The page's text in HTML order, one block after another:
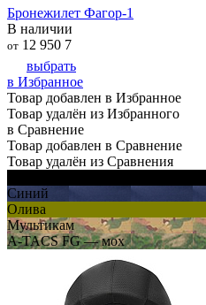
Бронежилет Фагор-1
В наличии
от 12 950 7
выбрать
в Избранное
Товар добавлен в Избранное
Товар удалён из Избранного
в Сравнение
Товар добавлен в Сравнение
Товар удалён из Сравнения
Синий
Олива
Мультикам
A-TACS FG — мох